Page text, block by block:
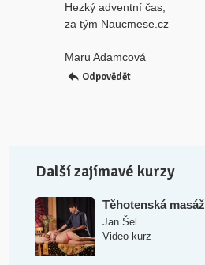
Hezký adventní čas,
za tým Naucmese.cz
Maru Adamcová
Odpovědět
Další zajímavé kurzy
Těhotenská masáž
Jan Šel
Video kurz